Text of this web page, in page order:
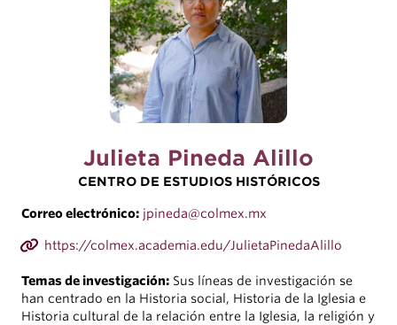
Julieta Pineda Alillo
CENTRO DE ESTUDIOS HISTÓRICOS
Correo electrónico: jpineda@colmex.mx
https://colmex.academia.edu/JulietaPinedaAlillo
Temas de investigación: Sus líneas de investigación se
han centrado en la Historia social, Historia de la Iglesia e
Historia cultural de la relación entre la Iglesia, la religión y